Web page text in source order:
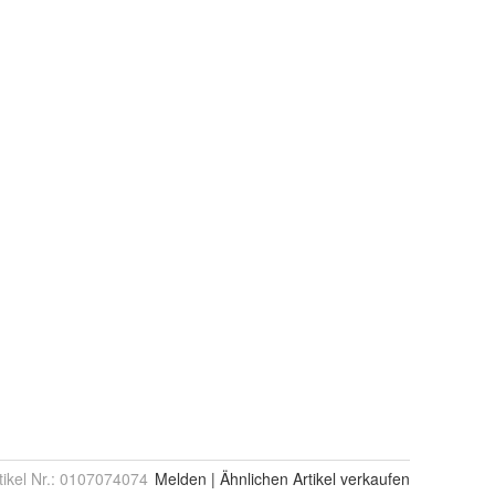
Nr.: 0107074074 Melden | Ähnlichen Artikel verkaufen